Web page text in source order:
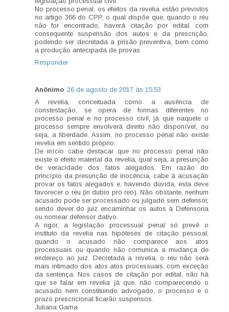
No processo penal, os efeitos da revelia estão previstos
no artigo 366 do CPP, o qual dispõe que, quando o réu
não for encontrado, haverá citação por edital, com
consequente suspensão dos autos e da prescrição,
podendo ser decretada a prisão preventiva, bem como
a produção antecipada de provas.
Responder
Anônimo 26 de agosto de 2017 às 15:53
A revelia, conceituada como a ausência de
constestação, se opera de formas diferentes no
processo penal e no processo civil, já que naquele o
processo sempre envolverá direito não disponível, ou
seja, a liberdade. Assim, no processo penal não existe
revelia em sentido próprio.
De início cabe destacar que no processo penal não
existe o efeito material da revelia, qual seja, a presunção
de veracidade dos fatos alegados. Em razão do
princípio da presunção de inocência, cabe à acusação
provar os fatos alegados e, havendo dúvida, esta deve
favorecer o réu (in dubio pro reo). Não obstante, nenhum
acusado pode ser processado ou julgado sem defensor,
sendo dever do juiz encaminhar os autos à Defensoria
ou nomear defensor dativo.
A rigor, a legislação processual penal só prevê o
instituto da revelia nas hipóteses de citação pessoal,
quando o acusado não comparece aos atos
processuais ou quando não comunica a mudança de
endereço ao juiz. Decretada a revelia, o réu não será
mais intimado dos atos atos processuais, com exceção
da sentença. Nos casos de citação por edital, não há
que se falar em revelia já que, não comparecendo o
acusado nem constituindo advogado, o processo e o
prazo prescricional ficarão suspensos.
Juliana Gama